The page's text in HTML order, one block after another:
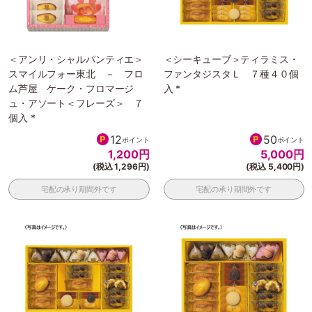
＜アンリ・シャルパンティエ＞
スマイルフォー東北 － フロ
ム芦屋 ケーク・フロマージ
ュ・アソート＜フレーズ＞ ７
個入 *
12ポイント
1,200円
(税込 1,296円)
宅配の承り期間外です
＜シーキューブ＞ティラミス・
ファンタジスタＬ ７種４０個
入 *
50ポイント
5,000円
(税込 5,400円)
宅配の承り期間外です